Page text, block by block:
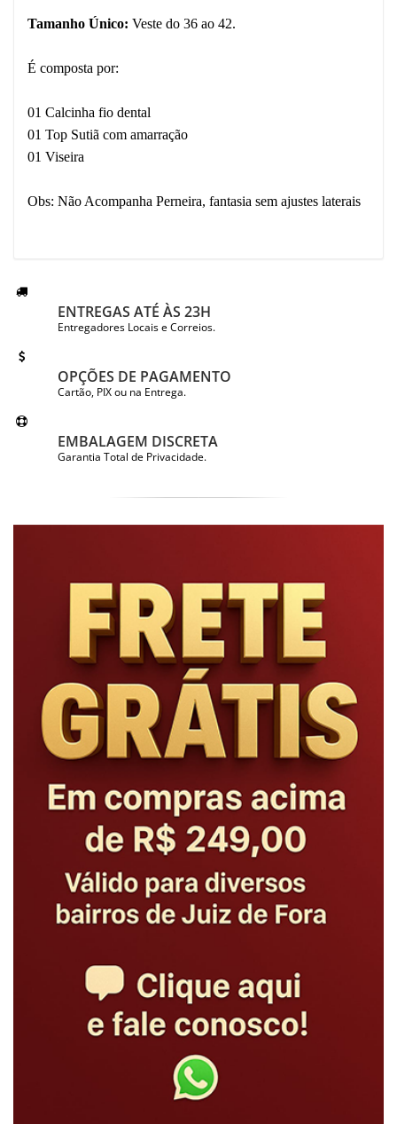
Tamanho Único: Veste do 36 ao 42.
É composta por:
01 Calcinha fio dental
01 Top Sutiã com amarração
01 Viseira
Obs: Não Acompanha Perneira, fantasia sem ajustes laterais
ENTREGAS ATÉ ÀS 23H
Entregadores Locais e Correios.
OPÇÕES DE PAGAMENTO
Cartão, PIX ou na Entrega.
EMBALAGEM DISCRETA
Garantia Total de Privacidade.